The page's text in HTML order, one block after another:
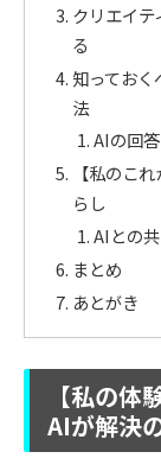
クリエイ
る
知ってお
法
AIの回
【私のこ
らし
AIとの
まとめ
あとがき
【私の
AIが解決